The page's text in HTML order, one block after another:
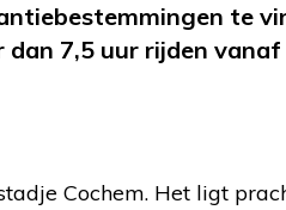
te
dan 7,5 uur rijden
Cochem. Het ligt